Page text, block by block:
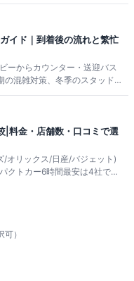
イド｜到着後の流れと繁忙
ーからカウンター・送迎バス
の混雑対策、冬季のスタッドレ
捨て条件まで2026年版で詳し
|料金・店舗数・口コミで選
/オリックス/日産/バジェット)
クトカー6時間最安は4社で約
）